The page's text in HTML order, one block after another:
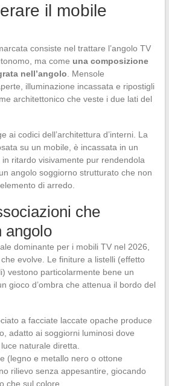
il mobile
consiste nel trattare l’angolo TV
ma come una composizione
nell’angolo . Mensole
illuminazione incassata e ripostigli
architettonico che veste i due lati del
ai codici dell’architettura d’interni. La
su un mobile, è incassata in un
ritardo visivamente pur rendendola
angolo soggiorno strutturato che non
di arredo.
che
angolo
dominante per i mobili TV nel 2026,
evolve. Le finiture a listelli (effetto
vestono particolarmente bene un
gioco d’ombra che attenua il bordo del
a facciate laccate opache produce
adatto ai soggiorni luminosi dove
naturale diretta.
(legno e metallo nero o ottone
rilievo senza appesantire, giocando
che sul colore.